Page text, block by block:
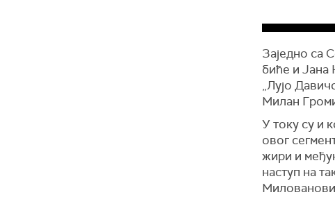
Заједно са
биће и
„Лујо
Милан
У току су и
овог
жири и
наступ на